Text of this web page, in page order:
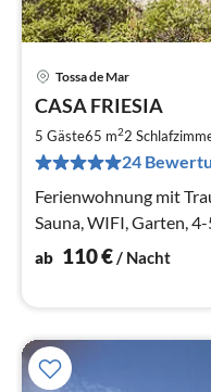
Tossa de Mar
CASA FRIESIA
5 Gäste65 m22
24
Ferienwohnung mit
ab 110€/ Nacht